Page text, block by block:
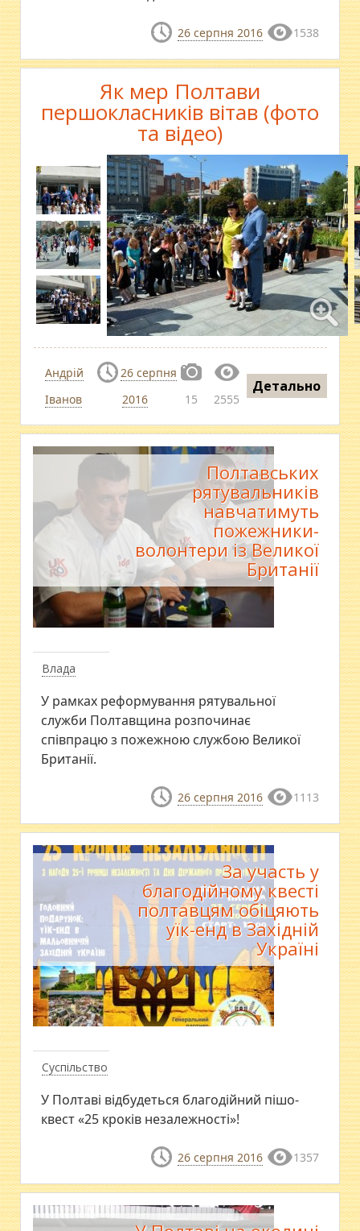
26 серпня 2016 1538
Як мер Полтави
першокласників вітав (фото
та відео)
Андрій
Іванов
26 серпня
2016
15 2555
Детально
Влада
Полтавських
рятувальників
навчатимуть
пожежники-
волонтери із Великої
Британії
У рамках реформування рятувальної
служби Полтавщина розпочинає
співпрацю з пожежною службою Великої
Британії.
26 серпня 2016 1113
Суспільство
За участь у
благодійному квесті
полтавцям обіцяють
уїк-енд в Західній
Україні
У Полтаві відбудеться благодійний пішо-
квест «25 кроків незалежності»!
26 серпня 2016 1357